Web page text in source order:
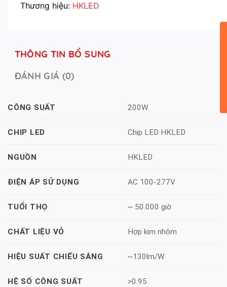
Thương hiệu: HKLED
THÔNG TIN BỔ SUNG
ĐÁNH GIÁ (0)
CÔNG SUẤT 200W
CHIP LED Chip LED HKLED
NGUỒN HKLED
ĐIỆN ÁP SỬ DỤNG AC 100-277V
TUỔI THỌ ~ 50.000 giờ
CHẤT LIỆU VỎ Hợp kim nhôm
HIỆU SUẤT CHIẾU SÁNG ~130lm/W
HỆ SỐ CÔNG SUẤT >0.95